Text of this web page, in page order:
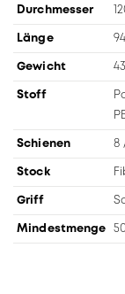
Durchmesser
Länge
Gewicht
Stoff
Schienen 8
Stock
Griff
Mindestmenge